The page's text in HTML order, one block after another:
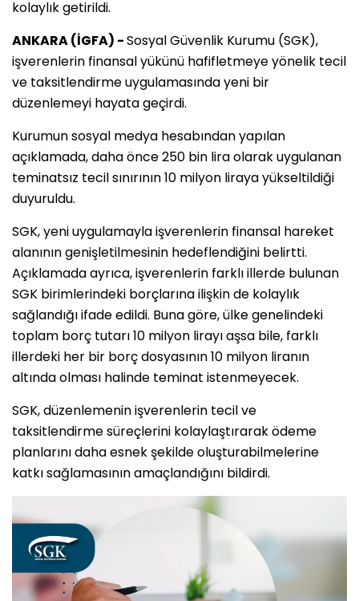
kolaylık getirildi.
ANKARA (İGFA) -Sosyal Güvenlik Kurumu (SGK),
işverenlerin finansal yükünü hafifletmeye yönelik tecil
ve taksitlendirme uygulamasında yeni bir
düzenlemeyi hayata geçirdi.
Kurumun sosyal medya hesabından yapılan
açıklamada, daha önce 250 bin lira olarak uygulanan
teminatsız tecil sınırının 10 milyon liraya yükseltildiği
duyuruldu.
SGK, yeni uygulamayla işverenlerin finansal hareket
alanının genişletilmesinin hedeflendiğini belirtti.
Açıklamada ayrıca, işverenlerin farklı illerde bulunan
SGK birimlerindeki borçlarına ilişkin de kolaylık
sağlandığı ifade edildi. Buna göre, ülke genelindeki
toplam borç tutarı 10 milyon lirayı aşsa bile, farklı
illerdeki her bir borç dosyasının 10 milyon liranın
altında olması halinde teminat istenmeyecek.
SGK, düzenlemenin işverenlerin tecil ve
taksitlendirme süreçlerini kolaylaştırarak ödeme
planlarını daha esnek şekilde oluşturabilmelerine
katkı sağlamasının amaçlandığını bildirdi.